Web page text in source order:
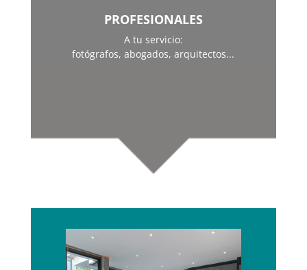
PROFESIONALES
A tu servicio:
fotógrafos, abogados, arquitectos...